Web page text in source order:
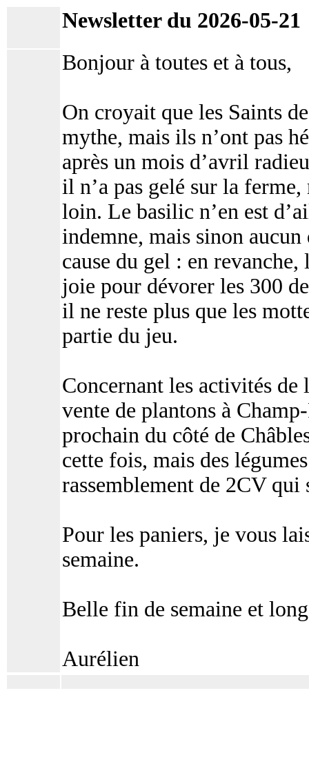
Newsletter du 2026-05-21
Bonjour à toutes et à tous,
On croyait que les Saints
mythe, mais ils n’ont pas
après un mois d’avril
il n’a pas gelé sur la ferme,
loin. Le basilic n’en est
indemne, mais sinon
cause du gel : en
joie pour dévorer les 300
il ne reste plus que les
partie du jeu.
Concernant les activités de
vente de plantons à
prochain du côté de
cette fois, mais des
rassemblement de 2CV qui
Pour les paniers, je vous
semaine.
Belle fin de semaine et
Aurélien